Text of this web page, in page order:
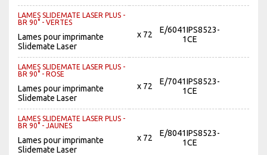
LAMES SLIDEMATE LASER PLUS -
BR 90° - VERTES
Lames pour imprimante
Slidemate Laser
x 72
E/6041IPS8523-
1CE
LAMES SLIDEMATE LASER PLUS -
BR 90° - ROSE
Lames pour imprimante
Slidemate Laser
x 72
E/7041IPS8523-
1CE
LAMES SLIDEMATE LASER PLUS -
BR 90° - JAUNES
Lames pour imprimante
Slidemate Laser
x 72
E/8041IPS8523-
1CE